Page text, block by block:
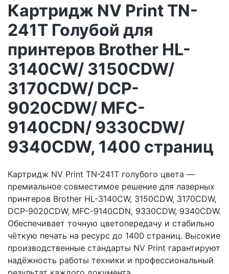
Картридж NV Print TN-
241T Голубой для
принтеров Brother HL-
3140CW/ 3150CDW/
3170CDW/ DCP-
9020CDW/ MFC-
9140CDN/ 9330CDW/
9340CDW, 1400 страниц
Картридж NV Print TN-241T голубого цвета —
премиальное совместимое решение для лазерных
принтеров Brother HL-3140CW, 3150CDW, 3170CDW,
DCP-9020CDW, MFC-9140CDN, 9330CDW, 9340CDW.
Обеспечивает точную цветопередачу и стабильно
чёткую печать на ресурс до 1400 страниц. Высокие
производственные стандарты NV Print гарантируют
надёжность работы техники и профессиональный